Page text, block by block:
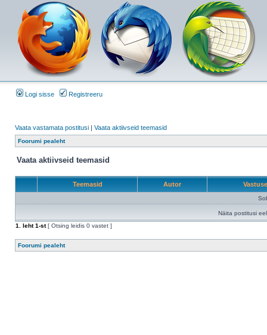
Logi sisse Registreeru
Vaata vastamata postitusi | Vaata aktiivseid teemasid
Foorumi pealeht
Vaata aktiivseid teemasid
Teemasid Autor
Näita postitusi
1
. leht1-st[ Otsing leidis 0 vastet ]
Foorumi pealeht